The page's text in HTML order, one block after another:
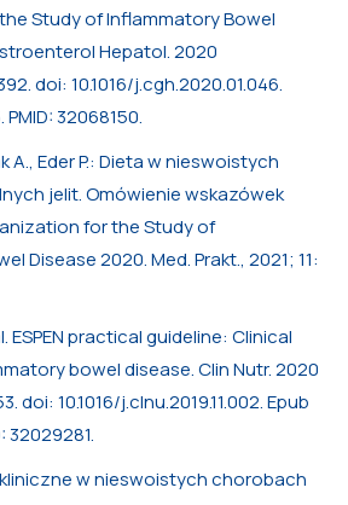
Study of Inflammatory Bowel
Hepatol. 2020
doi: 10.1016/j.cgh.2020.01.046.
PMID: 32068150.
A., Eder P.: Dieta w nieswoistych
jelit. Omówienie wskazówek
for the Study of
Disease 2020. Med. Prakt., 2021; 11:
ESPEN practical guideline: Clinical
bowel disease. Clin Nutr. 2020
doi: 10.1016/j.clnu.2019.11.002. Epub
32029281.
kliniczne w nieswoistych chorobach